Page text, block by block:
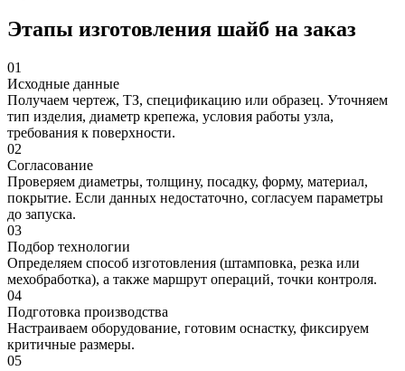
Этапы изготовления шайб на заказ
01
Исходные данные
Получаем чертеж, ТЗ, спецификацию или образец. Уточняем
тип изделия, диаметр крепежа, условия работы узла,
требования к поверхности.
02
Согласование
Проверяем диаметры, толщину, посадку, форму, материал,
покрытие. Если данных недостаточно, согласуем параметры
до запуска.
03
Подбор технологии
Определяем способ изготовления (штамповка, резка или
мехобработка), а также маршрут операций, точки контроля.
04
Подготовка производства
Настраиваем оборудование, готовим оснастку, фиксируем
критичные размеры.
05